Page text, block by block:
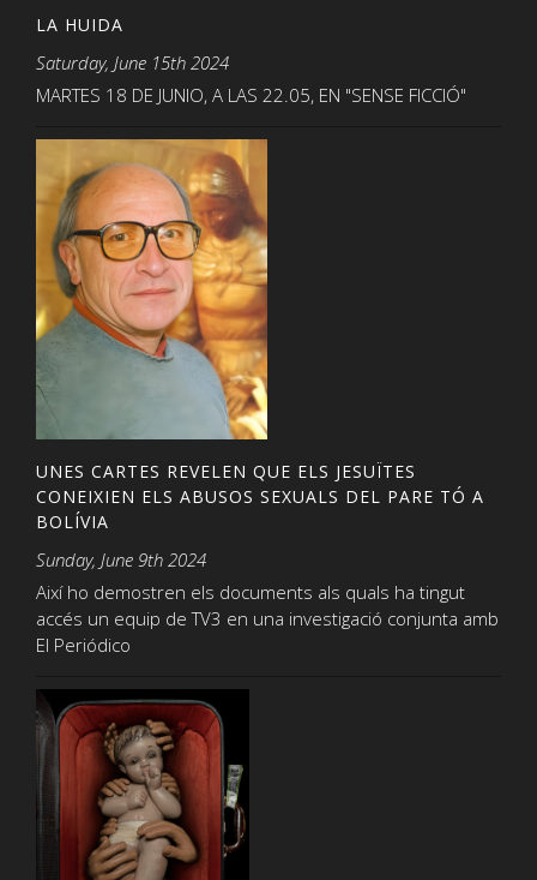
LA HUIDA
Saturday, June 15th 2024
MARTES 18 DE JUNIO, A LAS 22.05, EN "SENSE FICCIÓ"
UNES CARTES REVELEN QUE ELS JESUÏTES
CONEIXIEN ELS ABUSOS SEXUALS DEL PARE TÓ A
BOLÍVIA
Sunday, June 9th 2024
Així ho demostren els documents als quals ha tingut
accés un equip de TV3 en una investigació conjunta amb
El Periódico